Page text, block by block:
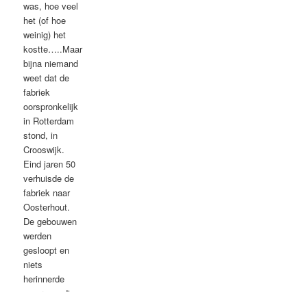
was, hoe veel
het (of hoe
weinig) het
kostte…..Maar
bijna niemand
weet dat de
fabriek
oorspronkelijk
in Rotterdam
stond, in
Crooswijk.
Eind jaren 50
verhuisde de
fabriek naar
Oosterhout.
De gebouwen
werden
gesloopt en
niets
herinnerde